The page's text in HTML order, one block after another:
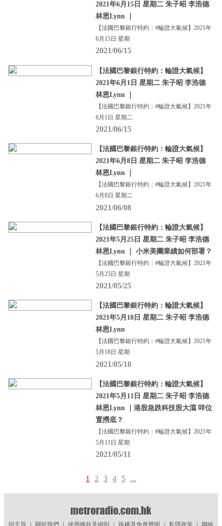
2021年6月15日 星期二 朱子昭 李浩德
林恩Lynn ｜
【法國巴黎銀行特約：#輪證大氣候】2021年
6月15日 星期
2021/06/15
【法國巴黎銀行特約：輪證大氣候】
2021年6月1日 星期二 朱子昭 李浩德
林恩Lynn ｜
【法國巴黎銀行特約：#輪證大氣候】2021年
6月1日 星期二
2021/06/15
【法國巴黎銀行特約：輪證大氣候】
2021年6月8日 星期二 朱子昭 李浩德
林恩Lynn ｜
【法國巴黎銀行特約：#輪證大氣候】2021年
6月8日 星期二
2021/06/08
【法國巴黎銀行特約：輪證大氣候】
2021年5月25日 星期二 朱子昭 李浩德
林恩Lynn ｜ 小米美團業績如何部署？
【法國巴黎銀行特約：#輪證大氣候】2021年
5月25日 星期
2021/05/25
【法國巴黎銀行特約：輪證大氣候】
2021年5月18日 星期二 朱子昭 李浩德
林恩Lynn
【法國巴黎銀行特約：#輪證大氣候】2021年
5月18日 星期
2021/05/18
【法國巴黎銀行特約：輪證大氣候】
2021年5月11日 星期二 朱子昭 李浩德
林恩Lynn ｜港股急跌科技股大瀉 咩位
置撈底？
【法國巴黎銀行特約：#輪證大氣候】2021年
5月11日 星期
2021/05/11
1 2 3 4 5 ...